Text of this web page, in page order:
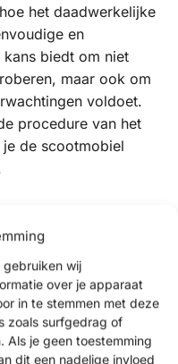
wij
over je apparaat
in te stemmen met deze
zoals surfgedrag of
Als je geen toestemming
dit een nadelige invloed
het daadwerkelijke
en
biedt om niet
maar ook om
voldoet.
procedure van het
de scootmobiel
van de
huis kan je helpen
vertrouwde
zijn de stappen die
van de afspraak: